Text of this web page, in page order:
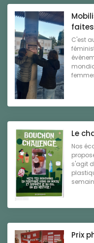
C'est
Le
Nos
s'agit
Prix